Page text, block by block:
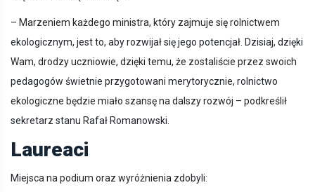
– Marzeniem każdego ministra, który zajmuje się rolnictwem
ekologicznym, jest to, aby rozwijał się jego potencjał. Dzisiaj, dzięki
Wam, drodzy uczniowie, dzięki temu, że zostaliście przez swoich
pedagogów świetnie przygotowani merytorycznie, rolnictwo
ekologiczne będzie miało szansę na dalszy rozwój – podkreślił
sekretarz stanu Rafał Romanowski.
Laureaci
Miejsca na podium oraz wyróżnienia zdobyli: